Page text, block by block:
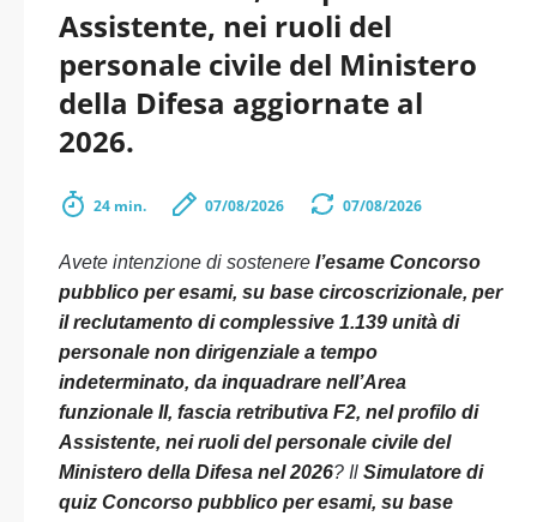
Assistente, nei ruoli del
personale civile del Ministero
della Difesa aggiornate al
2026.
24 min. 07/08/2026 07/08/2026
Avete intenzione di sostenere l’esame Concorso
pubblico per esami, su base circoscrizionale, per
il reclutamento di complessive 1.139 unità di
personale non dirigenziale a tempo
indeterminato, da inquadrare nell’Area
funzionale II, fascia retributiva F2, nel profilo di
Assistente, nei ruoli del personale civile del
Ministero della Difesa nel 2026? Il Simulatore di
quiz Concorso pubblico per esami, su base